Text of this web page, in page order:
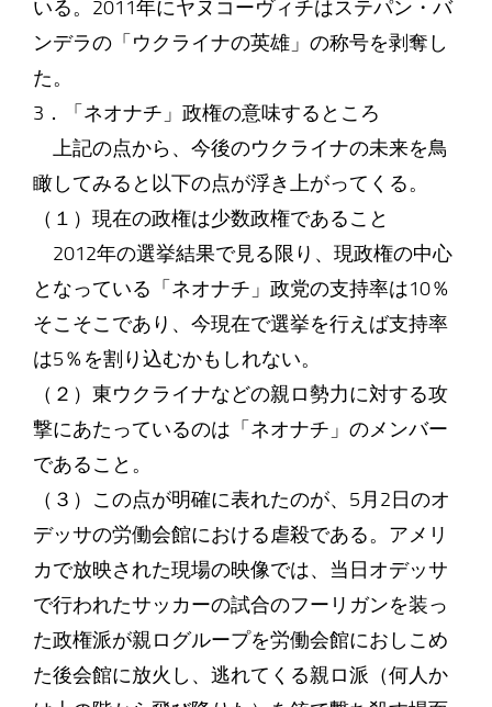
いる。2011年にヤヌコーヴィチはステパン・バ
ンデラの「ウクライナの英雄」の称号を剥奪し
た。
3．「ネオナチ」政権の意味するところ
上記の点から、今後のウクライナの未来を鳥
瞰してみると以下の点が浮き上がってくる。
（１）現在の政権は少数政権であること
2012年の選挙結果で見る限り、現政権の中心
となっている「ネオナチ」政党の支持率は10％
そこそこであり、今現在で選挙を行えば支持率
は5％を割り込むかもしれない。
（２）東ウクライナなどの親ロ勢力に対する攻
撃にあたっているのは「ネオナチ」のメンバー
であること。
（３）この点が明確に表れたのが、5月2日のオ
デッサの労働会館における虐殺である。アメリ
カで放映された現場の映像では、当日オデッサ
で行われたサッカーの試合のフーリガンを装っ
た政権派が親ログループを労働会館におしこめ
た後会館に放火し、逃れてくる親ロ派（何人か